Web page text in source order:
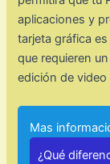
aplicaciones y
tarjeta gráfica
que requieren
edición de video
Mas
¿Qué